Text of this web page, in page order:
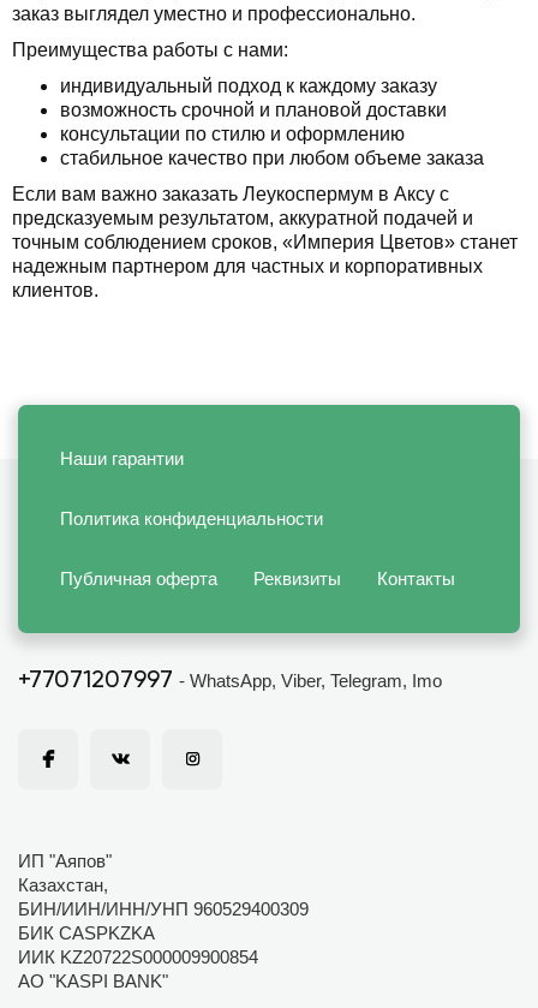
заказ выглядел уместно и профессионально.
Преимущества работы с нами:
индивидуальный подход к каждому заказу
возможность срочной и плановой доставки
консультации по стилю и оформлению
стабильное качество при любом объеме заказа
Если вам важно заказать Леукоспермум в Аксу с
предсказуемым результатом, аккуратной подачей и
точным соблюдением сроков, «Империя Цветов» станет
надежным партнером для частных и корпоративных
клиентов.
Наши гарантии
Политика конфиденциальности
Публичная оферта Реквизиты Контакты
+77071207997 - WhatsApp, Viber, Telegram, Imo
ИП "Аяпов"
Казахстан,
БИН/ИИН/ИНН/УНП 960529400309
БИК CASPKZKA
ИИК KZ20722S000009900854
АО "KASPI BANK"